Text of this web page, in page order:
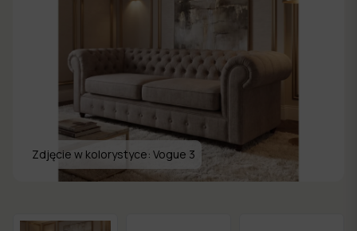
ogrodowe
dni
Zdjęcie w kolorystyce: Vogue 3